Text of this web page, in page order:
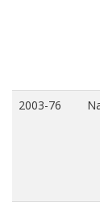
2003-76